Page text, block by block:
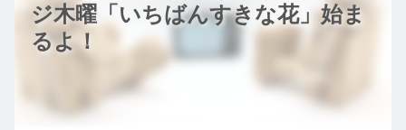
ジ木曜「いちばんすきな花」始ま
るよ！